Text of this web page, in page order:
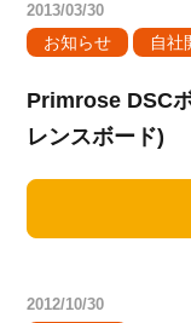
2013/03/30
お知らせ 自社
Primrose DSC
レンスボード)
2012/10/30